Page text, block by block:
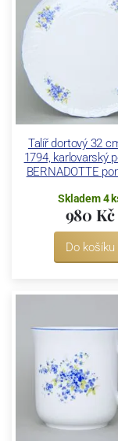
Talíř dortový 32
1794, karlovarský
BERNADOTTE
Skladem 4
980 Kč
Do košíku